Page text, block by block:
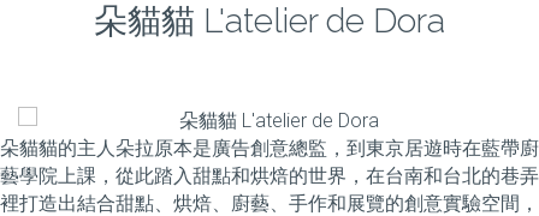
朵貓貓 L'atelier de Dora
朵貓貓的主人朵拉原本是廣告創意總監，到東京居遊時在藍帶廚
藝學院上課，從此踏入甜點和烘焙的世界，在台南和台北的巷弄
裡打造出結合甜點、烘焙、廚藝、手作和展覽的創意實驗空間，